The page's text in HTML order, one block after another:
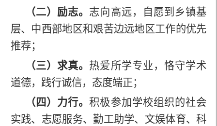
（二）励志。 志向高远，自愿到乡镇基
层、中西部地区和艰苦边远地区工作的优先
推荐；
（三）求真。 热爱所学专业，恪守学术
道德，践行诚信，态度端正；
（四）力行。积极参加学校组织的社会
实践、志愿服务、勤工助学、文娱体育、科